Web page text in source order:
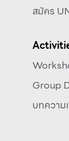
สมัคร
Group
บทความ